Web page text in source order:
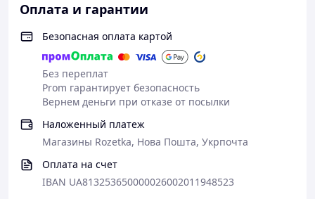
наслаждайтесь легкостью приготовления любимых
блюд острыми ножами!
Оплата и гарантии
Безопасная оплата картой
Без переплат
Prom гарантирует безопасность
Вернем деньги при отказе от посылки
Наложенный платеж
Магазины Rozetka, Нова Пошта, Укрпочта
Оплата на счет
IBAN UA813253650000026002011948523